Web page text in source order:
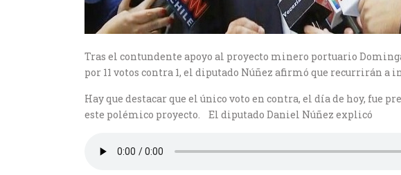
Tras el contundente apoyo al proyecto minero portuario
por 11 votos contra 1, el diputado Núñez afirmó que recurrirán
Hay que destacar que el único voto en contra, el día de hoy,
este polémico proyecto. El diputado Daniel Núñez explicó